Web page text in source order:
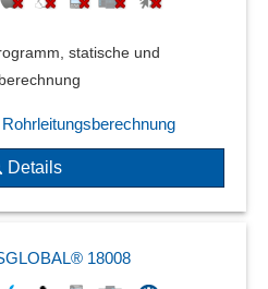
statische und
Details
18008